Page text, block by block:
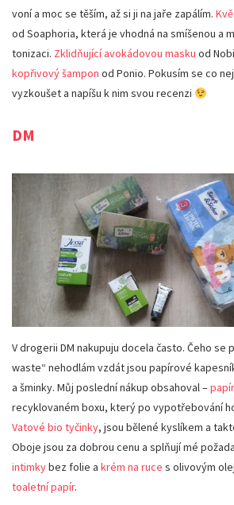
voní a moc se těším, až si ji na jaře zapálím.
od Soaphoria, která je vhodná na smíšenou a
tonizaci. Zklidňující avokádovou masku od
kopřivový šampon od Ponio. Pokusím se co
vyzkoušet a napíšu k nim svou recenzi
DM
V drogerii DM nakupuju docela často. Čeho se
waste“ nehodlám vzdát jsou papírové
a šminky. Můj poslední nákup obsahoval –
recyklovaném boxu, který po vypotřebování
Vatové bio tyčinky, jsou bělené kyslíkem a
Oboje jsou za dobrou cenu a splňují mé
intimkybez folie a krém na ruce s olivovým
toaletní papír.